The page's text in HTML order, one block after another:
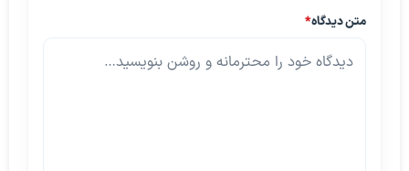
متن دیدگاه*